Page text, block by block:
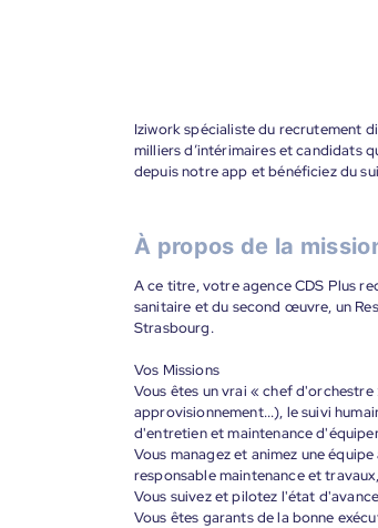
Iziwork spécialiste du recrutement
milliers d’intérimaires et candidats
depuis notre app et bénéficiez du
À propos de la
A ce titre, votre agence CDS Plus
sanitaire et du second œuvre, un
Strasbourg.
Vos Missions
Vous êtes un vrai « chef
approvisionnement...), le suivi
d'entretien et maintenance
Vous managez et animez une
responsable maintenance et travaux,
Vous suivez et pilotez l'état
Vous êtes garants de la bonne